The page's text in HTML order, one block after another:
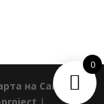
на Сайта
|
0